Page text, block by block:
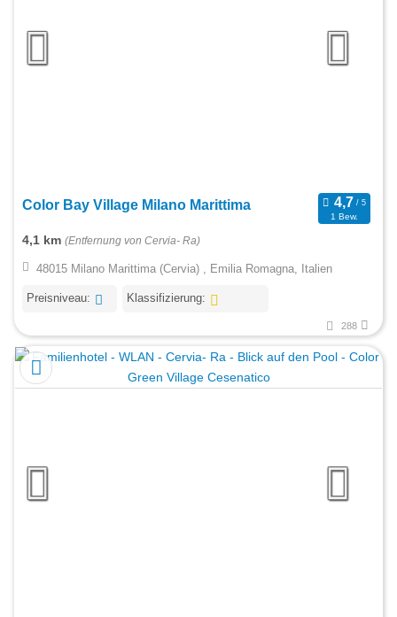
Color Bay Village Milano Marittima
1 Bew.
4,1 km (Entfernung von Cervia- Ra)
48015 Milano Marittima (Cervia) , Emilia Romagna, Italien
Preisniveau: Klassifizierung:
288